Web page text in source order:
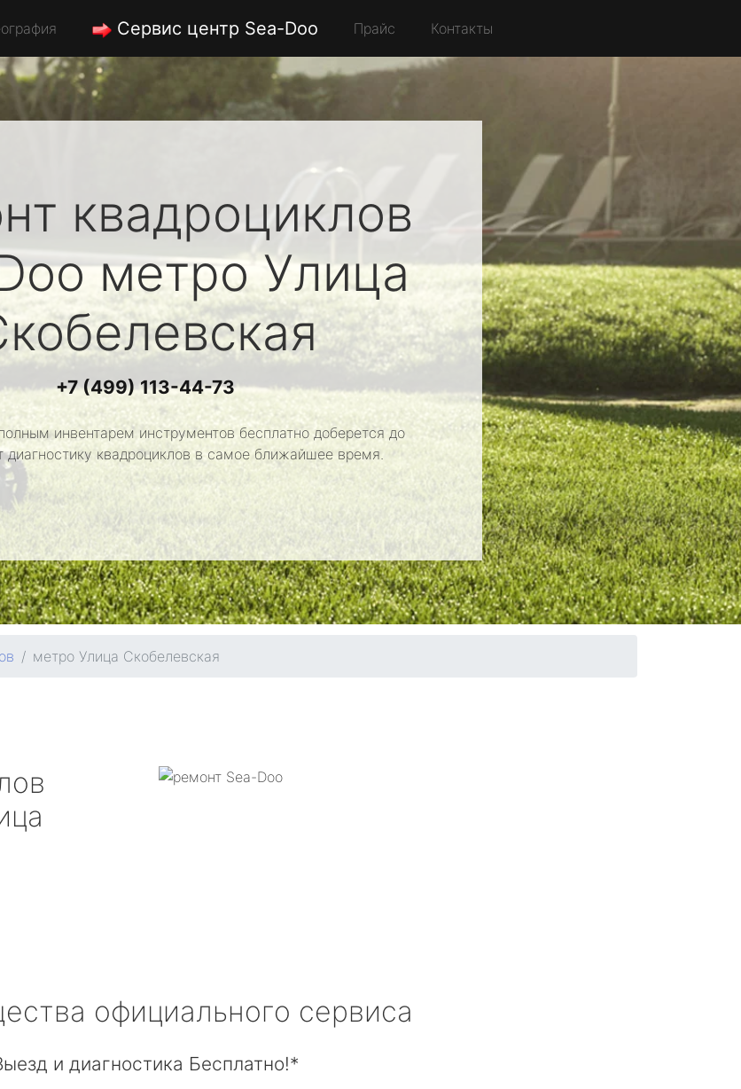
Сервис центр Sea-Doo Прайс Контакты
квадроциклов
метро Улица
+7 (499) 113-44-73
инвентарем инструментов бесплатно доберется до
диагностику квадроциклов в самое ближайшее время.
метро Улица Скобелевская
официального сервиса
и диагностика Бесплатно!*